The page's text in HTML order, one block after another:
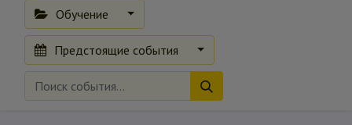
Обучение
Предстоящие события